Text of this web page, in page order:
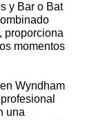
y Bar o Bat
proporciona
momentos
Wyndham
una